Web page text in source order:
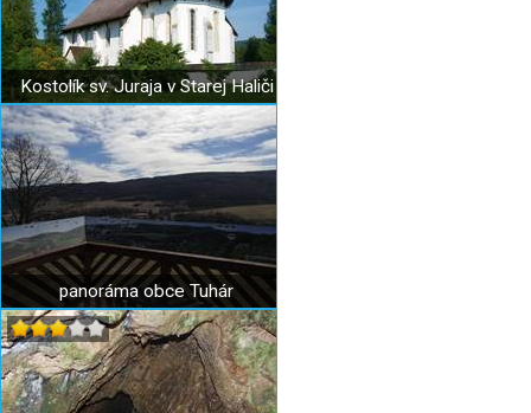
Kostolík sv. Juraja v Starej Haliči
panoráma obce Tuhár